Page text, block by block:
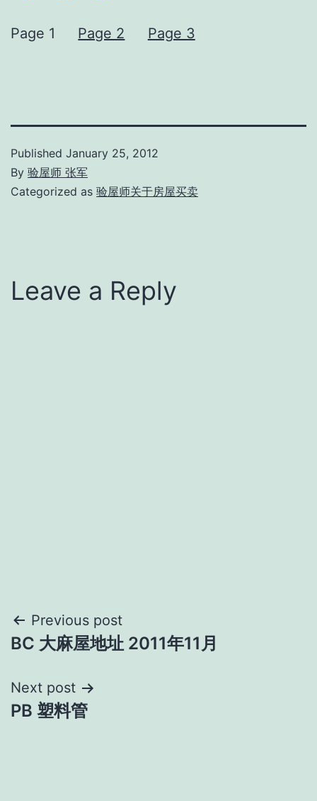
(Opens
in
(Opens
in
(Opens
in
Page 1 Page 2 Page 3
Published January 25, 2012
By 验屋师 张军
Categorized as 验屋师关于房屋买卖
Leave a Reply
Post
navigation
Previous post
BC 大麻屋地址 2011年11月
Next post
PB 塑料管